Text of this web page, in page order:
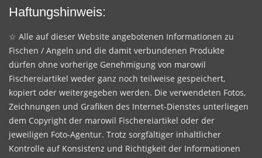
Haftungshinweis:
☆ Alle auf dieser Website angebotenen Informationen zu
Fischen / Angeln und die damit verbundenen Produkte
dürfen ohne vorherige Genehmigung von marowil
Fischereiartikel weder ganz noch teilweise gespeichert,
kopiert oder weitergegeben werden. Die verwendeten Fotos,
Zeichnungen und Grafiken des Internet-Dienstes unterliegen
dem Copyright der marowil Fischereiartikel oder der
jeweiligen Foto-Agentur. Trotz sorgfältiger inhaltlicher
Kontrolle auf Konsistenz und Richtigkeit der Informationen